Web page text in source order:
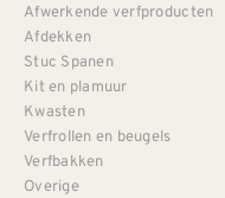
Afwerkende verfproducten
Afdekken
Stuc Spanen
Kit en plamuur
Kwasten
Verfrollen en beugels
Verfbakken
Overige